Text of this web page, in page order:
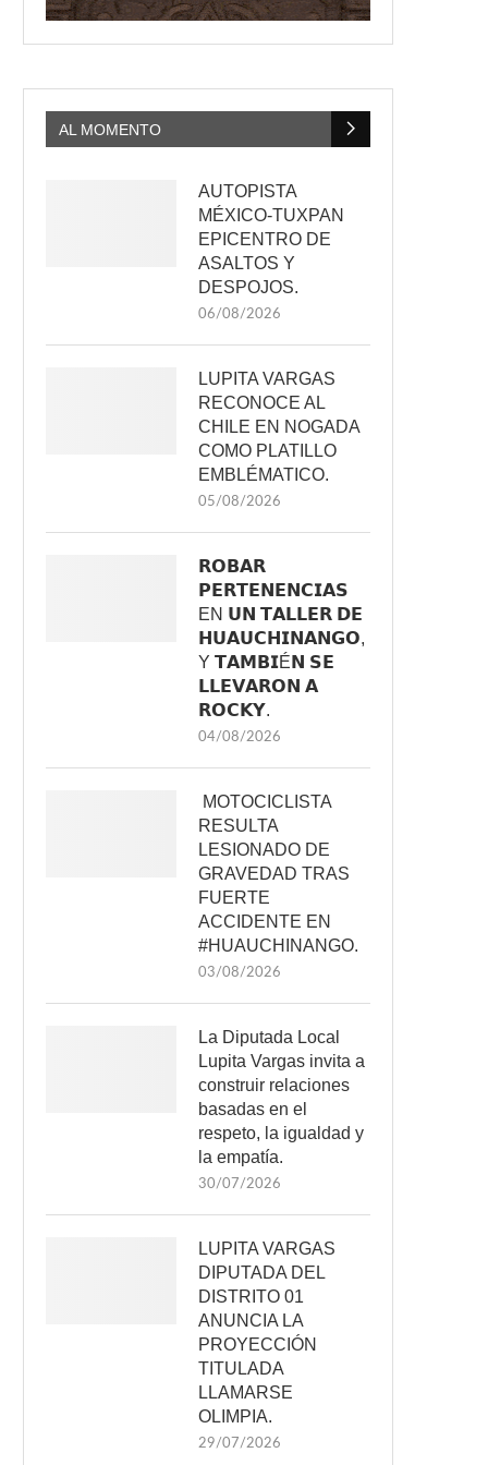
AL MOMENTO
AUTOPISTA
MÉXICO-TUXPAN
EPICENTRO DE
ASALTOS Y
DESPOJOS.
06/08/2026
LUPITA VARGAS
RECONOCE AL
CHILE EN NOGADA
COMO PLATILLO
EMBLÉMATICO.
05/08/2026
𝗥𝗢𝗕𝗔𝗥
𝗣𝗘𝗥𝗧𝗘𝗡𝗘𝗡𝗖𝗜𝗔𝗦
EN 𝗨𝗡 𝗧𝗔𝗟𝗟𝗘𝗥 𝗗𝗘
𝗛𝗨𝗔𝗨𝗖𝗛𝗜𝗡𝗔𝗡𝗚𝗢,
Y 𝗧𝗔𝗠𝗕𝗜É𝗡 𝗦𝗘
𝗟𝗟𝗘𝗩𝗔𝗥𝗢𝗡 𝗔
𝗥𝗢𝗖𝗞𝗬.
04/08/2026
MOTOCICLISTA
RESULTA
LESIONADO DE
GRAVEDAD TRAS
FUERTE
ACCIDENTE EN
#HUAUCHINANGO.
03/08/2026
La Diputada Local
Lupita Vargas invita a
construir relaciones
basadas en el
respeto, la igualdad y
la empatía.
30/07/2026
LUPITA VARGAS
DIPUTADA DEL
DISTRITO 01
ANUNCIA LA
PROYECCIÓN
TITULADA
LLAMARSE
OLIMPIA.
29/07/2026